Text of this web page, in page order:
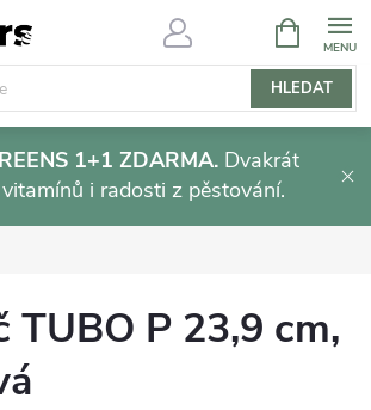
HLEDAT
NÁKUPNÍ
KOŠÍK
1+1 ZDARMA. Dvakrát
i radosti z pěstování.
TUBO P 23,9 cm,